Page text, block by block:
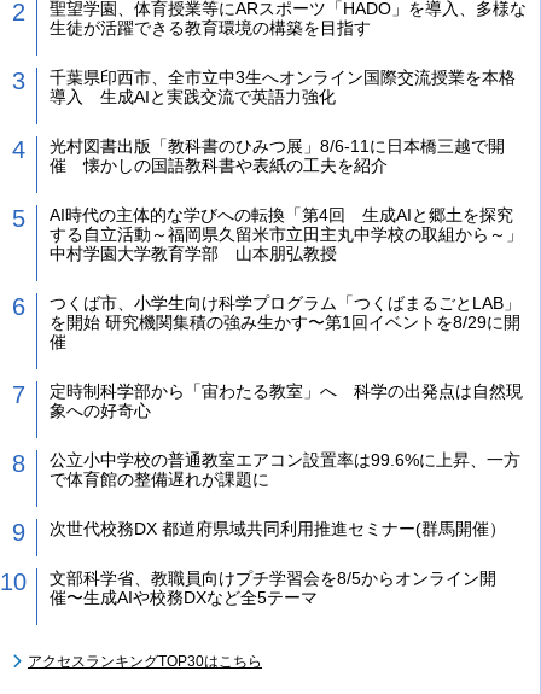
聖望学園、体育授業等にARスポーツ「HADO」を導入、多様な
生徒が活躍できる教育環境の構築を目指す
千葉県印西市、全市立中3生へオンライン国際交流授業を本格
導入 生成AIと実践交流で英語力強化
光村図書出版「教科書のひみつ展」8/6-11に日本橋三越で開
催 懐かしの国語教科書や表紙の工夫を紹介
AI時代の主体的な学びへの転換「第4回 生成AIと郷土を探究
する自立活動～福岡県久留米市立田主丸中学校の取組から～」
中村学園大学教育学部 山本朋弘教授
つくば市、小学生向け科学プログラム「つくばまるごとLAB」
を開始 研究機関集積の強み生かす〜第1回イベントを8/29に開
催
定時制科学部から「宙わたる教室」へ 科学の出発点は自然現
象への好奇心
公立小中学校の普通教室エアコン設置率は99.6%に上昇、一方
で体育館の整備遅れが課題に
次世代校務DX 都道府県域共同利用推進セミナー(群馬開催）
文部科学省、教職員向けプチ学習会を8/5からオンライン開
催〜生成AIや校務DXなど全5テーマ
アクセスランキングTOP30はこちら